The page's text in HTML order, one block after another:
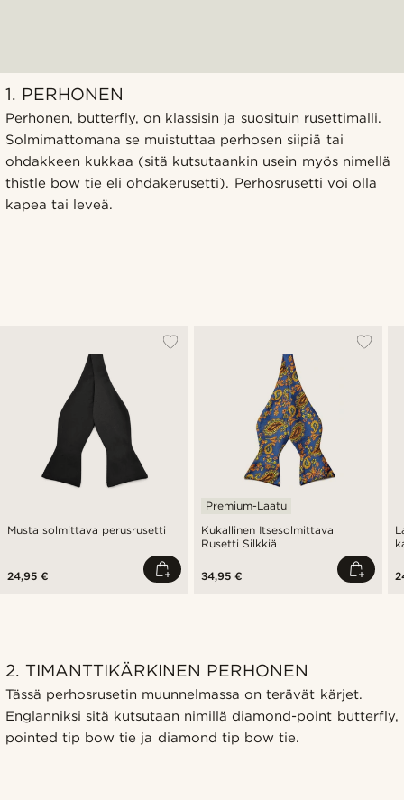
1. PERHONEN
Perhonen, butterfly, on klassisin ja suosituin rusettimalli.
Solmimattomana se muistuttaa perhosen siipiä tai
ohdakkeen kukkaa (sitä kutsutaankin usein myös nimellä
thistle bow tie eli ohdakerusetti). Perhosrusetti voi olla
kapea tai leveä.
Musta solmittava perusrusetti
24,95 €
Kukallinen Itsesolmittava
Rusetti Silkkiä
Premium-Laatu
34,95 €
2. TIMANTTIKÄRKINEN PERHONEN
Tässä perhosrusetin muunnelmassa on terävät kärjet.
Englanniksi sitä kutsutaan nimillä diamond-point butterfly,
pointed tip bow tie ja diamond tip bow tie.